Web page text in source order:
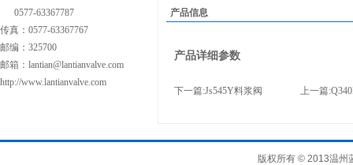
0577-63367787
传真：0577-63367767
邮编：325700
邮箱： lantian@lantianvalve.com
http://www.lantianvalve.com
产品信息
产品详细参数
下一篇:Js545Y料浆阀 上一篇:
版权所有 © 2013温州